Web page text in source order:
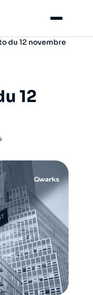
Menu
du 12 novembre
12